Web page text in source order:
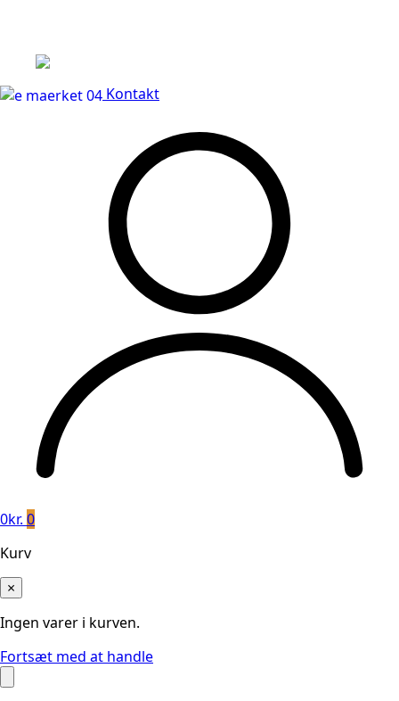
Kontakt
0kr. 0
Kurv
×
Ingen varer i kurven.
Fortsæt med at handle